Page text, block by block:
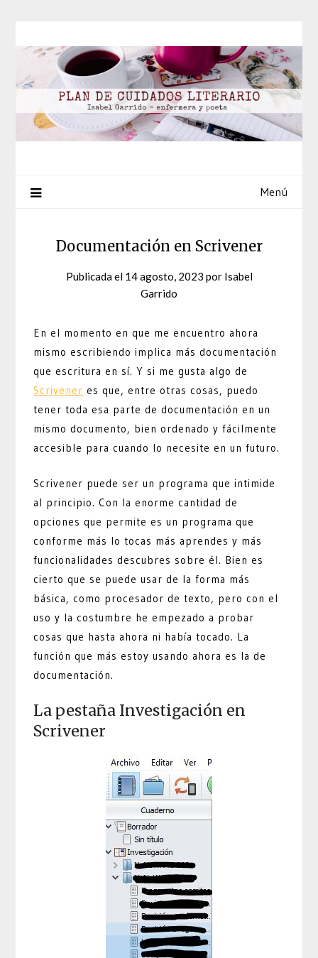
contenido
Menú
Documentación en Scrivener
Publicada el 14 agosto, 2023 por Isabel
Garrido
En el momento en que me encuentro ahora
mismo escribiendo implica más documentación
que escritura en sí. Y si me gusta algo de
Scrivener es que, entre otras cosas, puedo
tener toda esa parte de documentación en un
mismo documento, bien ordenado y fácilmente
accesible para cuando lo necesite en un futuro.
Scrivener puede ser un programa que intimide
al principio. Con la enorme cantidad de
opciones que permite es un programa que
conforme más lo tocas más aprendes y más
funcionalidades descubres sobre él. Bien es
cierto que se puede usar de la forma más
básica, como procesador de texto, pero con el
uso y la costumbre he empezado a probar
cosas que hasta ahora ni había tocado. La
función que más estoy usando ahora es la de
documentación.
La pestaña Investigación en
Scrivener